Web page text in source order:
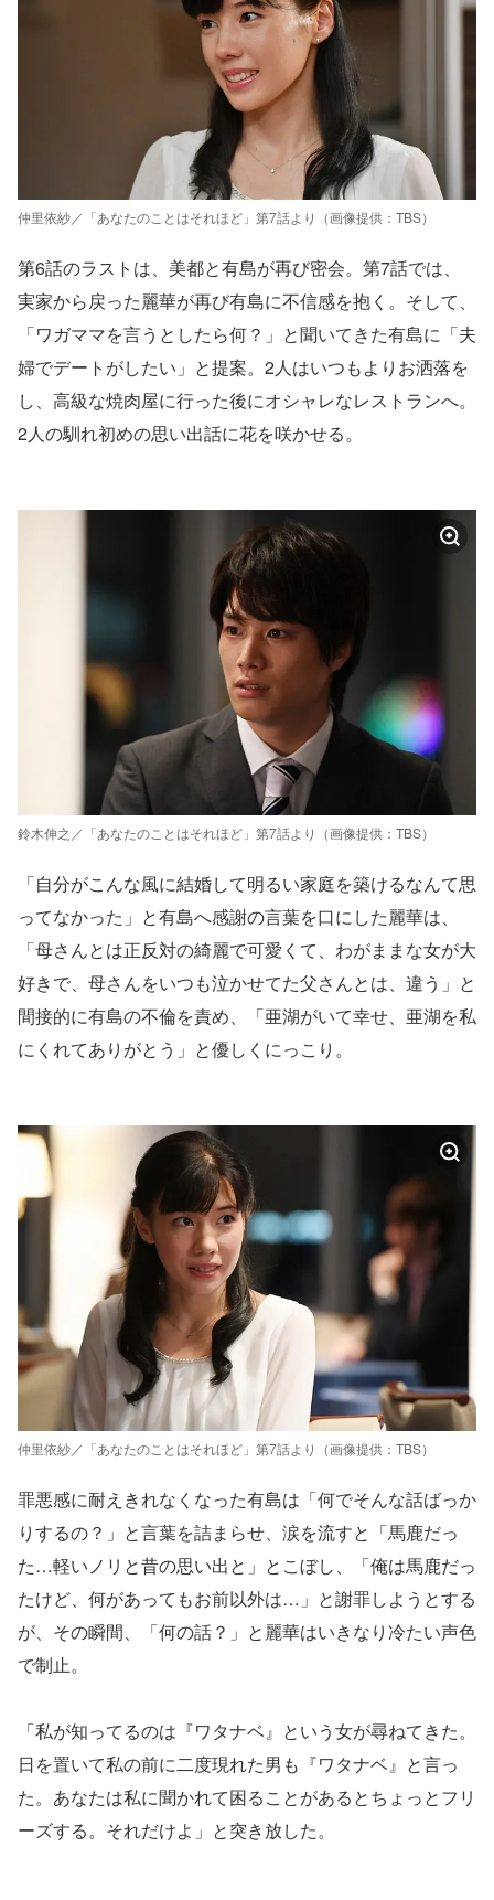
仲里依紗／「あなたのことはそれほど」第7話より（画像提供：TBS）
第6話のラストは、美都と有島が再び密会。第7話では、
実家から戻った麗華が再び有島に不信感を抱く。そして、
「ワガママを言うとしたら何？」と聞いてきた有島に「夫
婦でデートがしたい」と提案。2人はいつもよりお洒落を
し、高級な焼肉屋に行った後にオシャレなレストランへ。
2人の馴れ初めの思い出話に花を咲かせる。
鈴木伸之／「あなたのことはそれほど」第7話より（画像提供：TBS）
「自分がこんな風に結婚して明るい家庭を築けるなんて思
ってなかった」と有島へ感謝の言葉を口にした麗華は、
「母さんとは正反対の綺麗で可愛くて、わがままな女が大
好きで、母さんをいつも泣かせてた父さんとは、違う」と
間接的に有島の不倫を責め、「亜湖がいて幸せ、亜湖を私
にくれてありがとう」と優しくにっこり。
仲里依紗／「あなたのことはそれほど」第7話より（画像提供：TBS）
罪悪感に耐えきれなくなった有島は「何でそんな話ばっか
りするの？」と言葉を詰まらせ、涙を流すと「馬鹿だっ
た…軽いノリと昔の思い出と」とこぼし、「俺は馬鹿だっ
たけど、何があってもお前以外は…」と謝罪しようとする
が、その瞬間、「何の話？」と麗華はいきなり冷たい声色
で制止。
「私が知ってるのは『ワタナベ』という女が尋ねてきた。
日を置いて私の前に二度現れた男も『ワタナベ』と言っ
た。あなたは私に聞かれて困ることがあるとちょっとフリ
ーズする。それだけよ」と突き放した。